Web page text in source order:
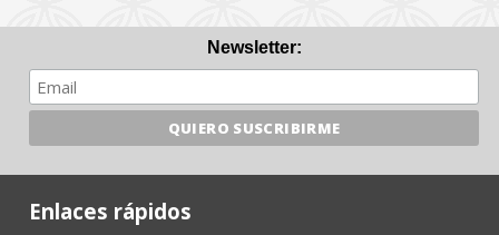
Newsletter:
Enlaces rápidos